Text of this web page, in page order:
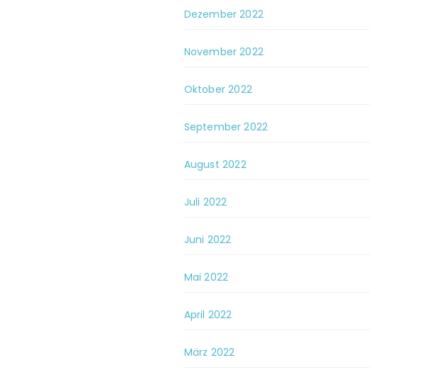
Dezember 2022
November 2022
Oktober 2022
September 2022
August 2022
Juli 2022
Juni 2022
Mai 2022
April 2022
März 2022